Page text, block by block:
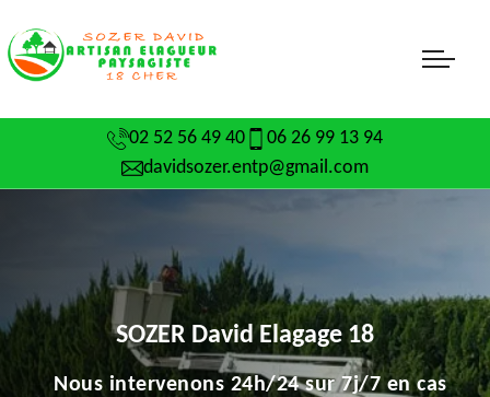
02 52 56 49 40
06 26 99 13 94
davidsozer.entp@gmail.com
SOZER David Elagage 18
Nous intervenons 24h/24 sur 7j/7 en cas